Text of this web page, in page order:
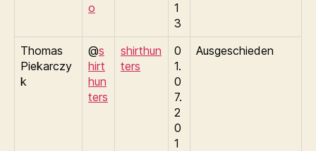
o
1
3
Thomas
Piekarczy
k
@s
hirt
hun
ters
shirthun
ters
0
1.
0
7.
2
0
1
Ausgeschieden